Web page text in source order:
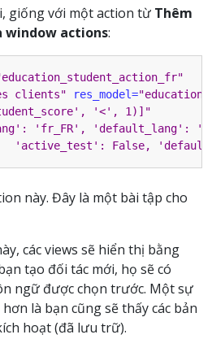
giống với một action từ Thêm
window actions:
clients" res_model=
'<', 1)]"
'fr_FR', 'default_lang':
'active_test': False,
này. Đây là một bài tập cho
các views sẽ hiển thị bằng
tạo đối tác mới, họ sẽ có
ngữ được chọn trước. Một sự
là bạn cũng sẽ thấy các bản
hoạt (đã lưu trữ).